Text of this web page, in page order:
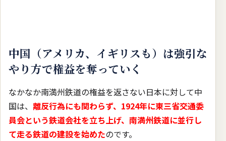
中国（アメリカ、イギリスも）は強引な
やり方で権益を奪っていく
なかなか南満州鉄道の権益を返さない日本に対して中
国は、 離反行為にも関わらず、1924年に東三省交通委
員会という鉄道会社を立ち上げ、南満州鉄道に並行し
て走る鉄道の建設を始めたのです。